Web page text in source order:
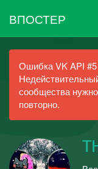
ВПОСТЕР
Ошибка VK API #5
сообщества
повторно.